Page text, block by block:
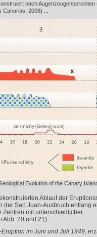
nach Augenzeugenberichten
2008) ...
Evolution of the Canary
Ablauf der
der San Juan-Ausbruch entlang
mit unterschiedlicher
Abb. 20 und 21).
im Juni und Juli 1949,